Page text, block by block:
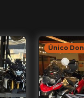
Único